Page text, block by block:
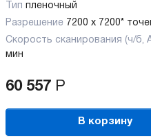
Тип пленочный
Разрешение 7200 x 7200*
Скорость сканирования (ч/б,
мин
60 557 Р
В корзину